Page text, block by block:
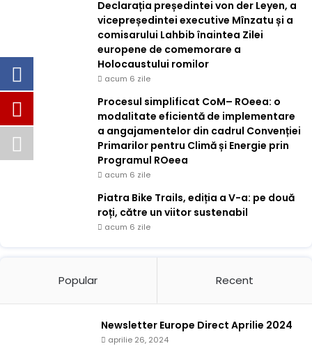
Declarația președintei von der Leyen, a
vicepreședintei executive Mînzatu și a
comisarului Lahbib înaintea Zilei
europene de comemorare a
Holocaustului romilor
acum 6 zile
Procesul simplificat CoM– ROeea: o
modalitate eficientă de implementare
a angajamentelor din cadrul Convenției
Primarilor pentru Climă și Energie prin
Programul ROeea
acum 6 zile
Piatra Bike Trails, ediția a V-a: pe două
roți, către un viitor sustenabil
acum 6 zile
Popular Recent
Newsletter Europe Direct Aprilie 2024
aprilie 26, 2024